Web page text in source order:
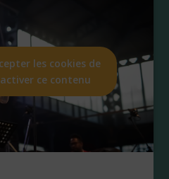
les cookies de
ce contenu